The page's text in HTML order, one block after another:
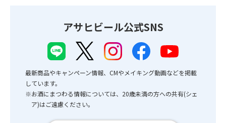
アサヒビール公式SNS
最新商品やキャンペーン情報、CMやメイキング動画などを掲載
しています。
※お酒にまつわる情報については、20歳未満の方への共有(シェ
ア)はご遠慮ください。